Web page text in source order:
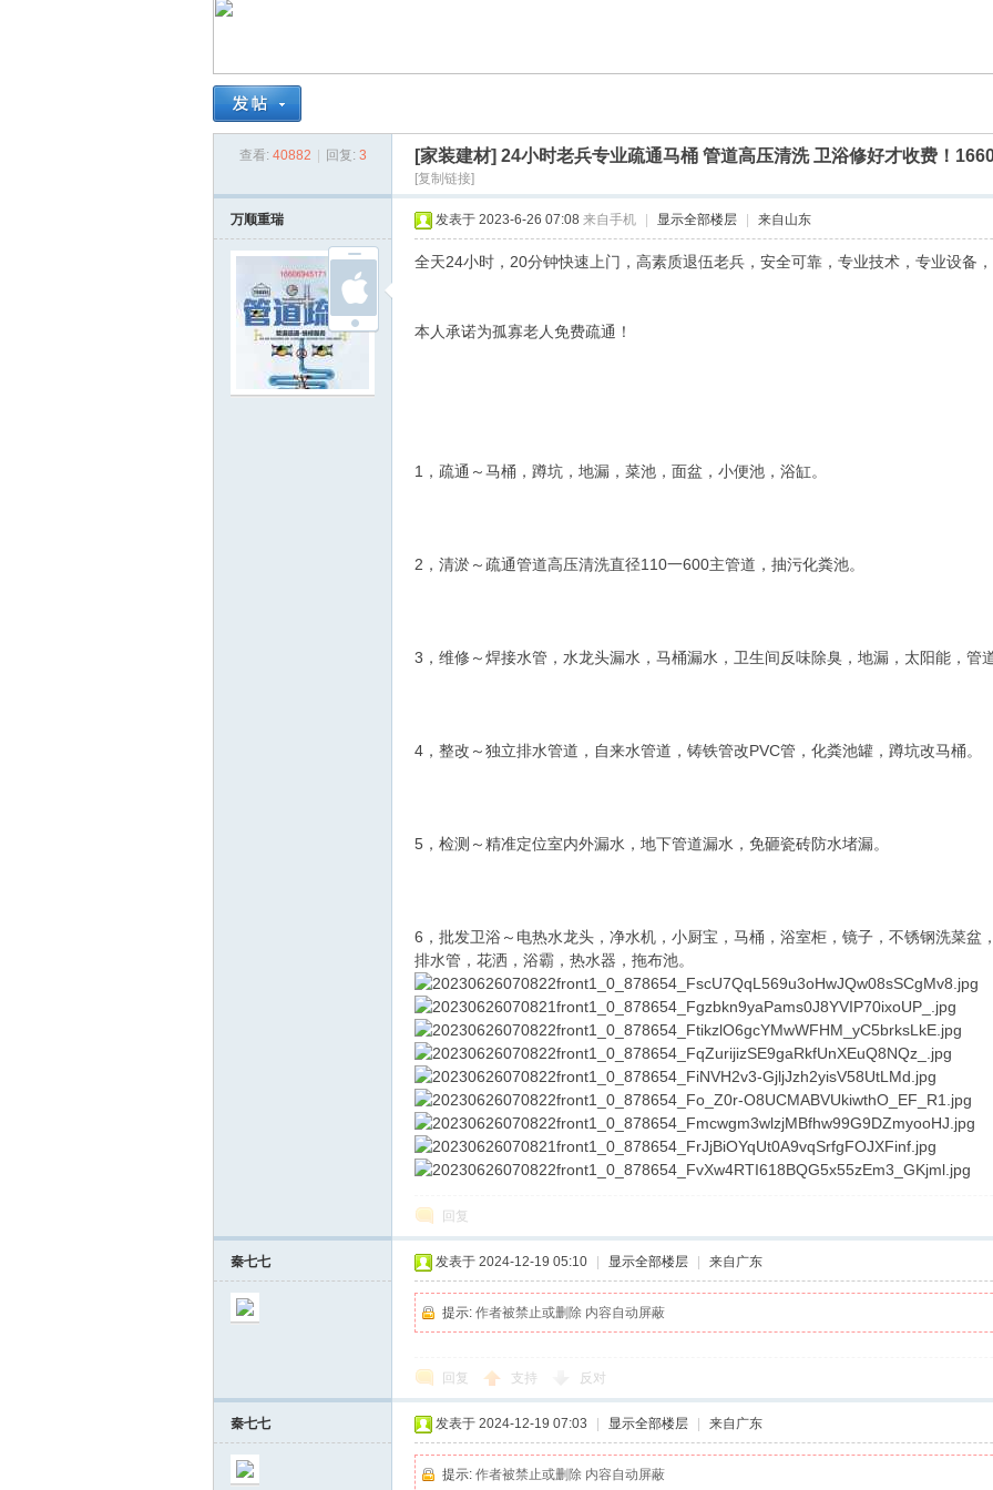
查看: 40882 回复: 3 [家装建材] 24小时老兵专业疏通马桶 管道高压清洗 卫浴修好才收费！
[复制链接]
万顺重瑞 发表于 2023-6-26 07:08 来自手机 显示全部楼层 来自山东
全天24小时，20分钟快速上门，高素质退伍老兵，安全可靠，专业技术，专业设备
本人承诺为孤寡老人免费疏通！
1，疏通～马桶，蹲坑，地漏，菜池，面盆，小便池，浴缸。
2，清淤～疏通管道高压清洗直径110一600主管道，抽污化粪池。
3，维修～焊接水管，水龙头漏水，马桶漏水，卫生间反味除臭，地漏，太阳能，管
4，整改～独立排水管道，自来水管道，铸铁管改PVC管，化粪池罐，蹲坑改马桶。
5，检测～精准定位室内外漏水，地下管道漏水，免砸瓷砖防水堵漏。
6，批发卫浴～电热水龙头，净水机，小厨宝，马桶，浴室柜，镜子，不锈钢洗菜盆
排水管，花洒，浴霸，热水器，拖布池。
回复
秦七七 发表于 2024-12-19 05:10 显示全部楼层 来自广东
提示: 作者被禁止或删除 内容自动屏蔽
回复 支持 反对
秦七七 发表于 2024-12-19 07:03 显示全部楼层 来自广东
提示: 作者被禁止或删除 内容自动屏蔽